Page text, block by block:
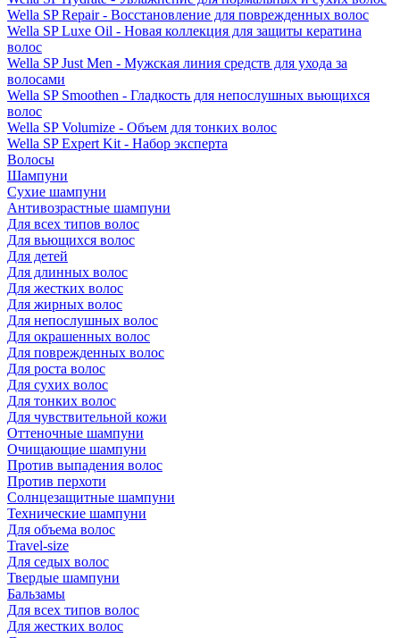
Wella SP Repair - Восстановление для поврежденных волос
Wella SP Luxe Oil - Новая коллекция для защиты кератина
волос
Wella SP Just Men - Мужская линия средств для ухода за
волосами
Wella SP Smoothen - Гладкость для непослушных вьющихся
волос
Wella SP Volumize - Объем для тонких волос
Wella SP Expert Kit - Набор эксперта
Волосы
Шампуни
Сухие шампуни
Антивозрастные шампуни
Для всех типов волос
Для вьющихся волос
Для детей
Для длинных волос
Для жестких волос
Для жирных волос
Для непослушных волос
Для окрашенных волос
Для поврежденных волос
Для роста волос
Для сухих волос
Для тонких волос
Для чувствительной кожи
Оттеночные шампуни
Очищающие шампуни
Против выпадения волос
Против перхоти
Солнцезащитные шампуни
Технические шампуни
Для объема волос
Travel-size
Для седых волос
Твердые шампуни
Бальзамы
Для всех типов волос
Для жестких волос